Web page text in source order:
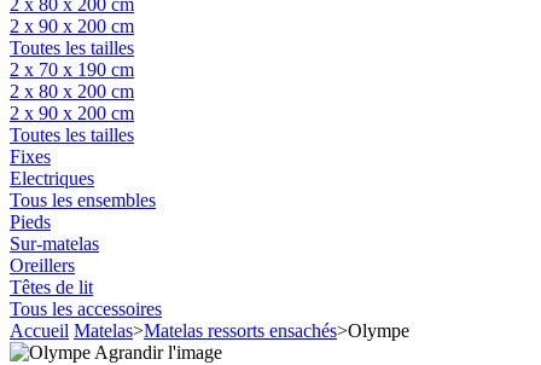
2 x 80 x 200 cm
2 x 90 x 200 cm
Toutes les tailles
2 x 70 x 190 cm
2 x 80 x 200 cm
2 x 90 x 200 cm
Toutes les tailles
Fixes
Electriques
Tous les ensembles
Pieds
Sur-matelas
Oreillers
Têtes de lit
Tous les accessoires
Accueil Matelas>Matelas ressorts ensachés>Olympe
Agrandir l'image